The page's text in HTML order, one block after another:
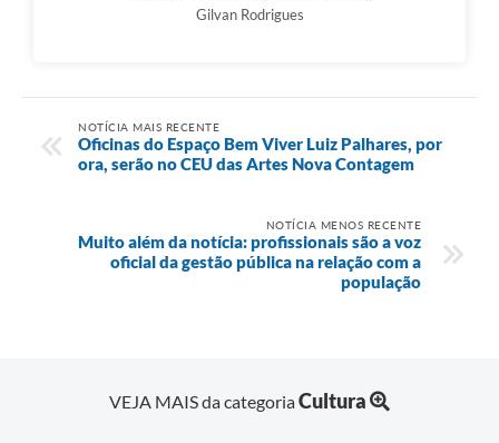
Gilvan Rodrigues
NOTÍCIA MAIS RECENTE
Oficinas do Espaço Bem Viver Luiz Palhares, por
ora, serão no CEU das Artes Nova Contagem
NOTÍCIA MENOS RECENTE
Muito além da notícia: profissionais são a voz
oficial da gestão pública na relação com a
população
VEJA MAIS da categoriaCultura